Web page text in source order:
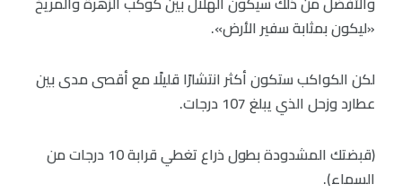
«ليكون بمثابة سفير الأرض».
لكن الكواكب ستكون أكثر انتشارًا قليلًا مع أقصى مدى بين
عطارد وزحل الذي يبلغ 107 درجات.
(قبضتك المشدودة بطول ذراع تغطي قرابة 10 درجات من
السماء).